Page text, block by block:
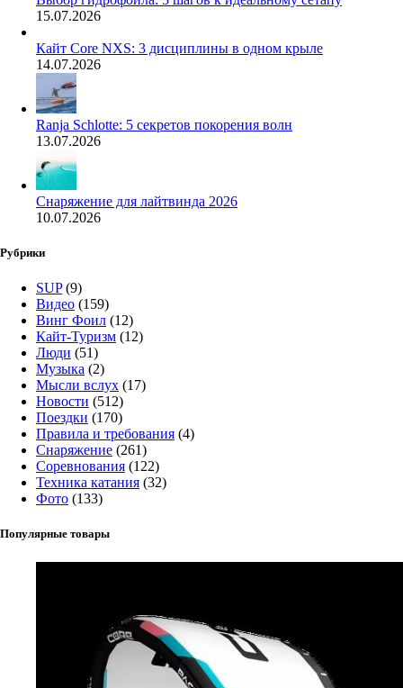
15.07.2026
Кайт Core NXS: 3 дисциплины в одном крыле
14.07.2026
Ranja Schlotte: 5 секретов покорения волн
13.07.2026
Снаряжение для лайтвинда 2026
10.07.2026
Рубрики
SUP(9)
Видео (159)
Винг Фоил (12)
Кайт-Туризм (12)
Люди (51)
Музыка (2)
Мысли вслух (17)
Новости (512)
Поездки (170)
Правила и требования (4)
Снаряжение (261)
Соревнования (122)
Техника катания (32)
Фото (133)
Популярные товары